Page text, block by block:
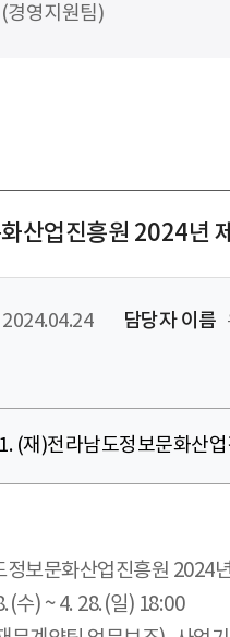
경영지원팀)
산업진흥원 2024년
2024.04.24 담당자 이름
1. (재)전라남도정보문화산
정보문화산업진흥원 2024
수) ~ 4. 28.(일) 18:00